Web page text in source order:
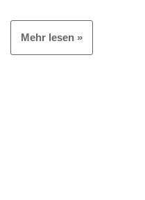
Mehr lesen »